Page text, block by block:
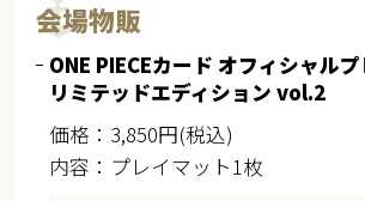
会場物販
ONE PIECEカード オフィシャル
リミテッドエディション vol.2
価格：3,850円(税込)
内容：プレイマット1枚